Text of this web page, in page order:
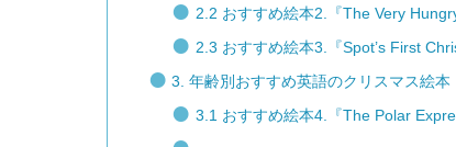
2.2 おすすめ絵本2.『The Very
2.3 おすすめ絵本3.『Spot’s First
3. 年齢別おすすめ英語のクリスマス絵本
3.1 おすすめ絵本4.『The Polar